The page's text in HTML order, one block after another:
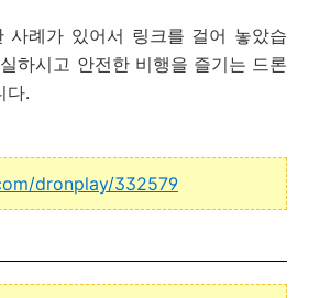
사례가 있어서 링크를 걸어 놓았습
하시고 안전한 비행을 즐기는 드론
다.
dronplay/332579